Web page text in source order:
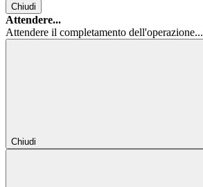
Chiudi
Attendere...
Attendere il completamento dell'operazione...
Chiudi